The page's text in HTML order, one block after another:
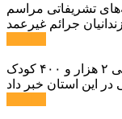
تشریفاتی مراسم
جرائم غیرعمد
مدیر کل بهزیستی استان البرز از شناسایی ۲ هزار و ۴۰۰ کودک